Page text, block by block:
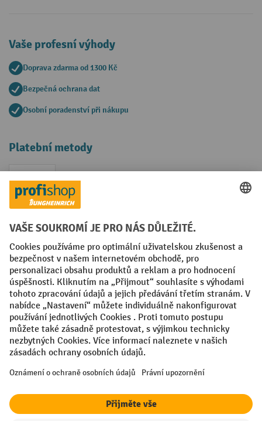
Vaše profesní výhody
Doprava zdarma od 1300 Kč
Bezpečná ochrana dat
Osobní poradenství při nákupu
Platební metody
Faktura
Sociální sítě
Facebook
YouTubeLinkedIn
VODP Otisk
Prohlášení o ochraně osobních údajů
Nastavení ochrany osobních údajů
All prices excl. VAT plusshipping costsand possible delivery charges,
¹ Sleva platí do vyprodání zásob. Sleva se nevztahuje na akční ceny.